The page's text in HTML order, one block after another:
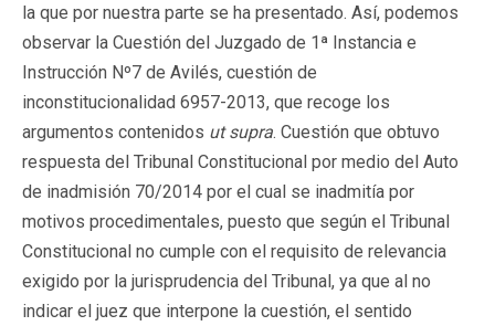
la que por nuestra parte se ha presentado. Así, podemos
observar la Cuestión del Juzgado de 1ª Instancia e
Instrucción Nº7 de Avilés, cuestión de
inconstitucionalidad 6957-2013, que recoge los
argumentos contenidos ut supra. Cuestión que obtuvo
respuesta del Tribunal Constitucional por medio del Auto
de inadmisión 70/2014 por el cual se inadmitía por
motivos procedimentales, puesto que según el Tribunal
Constitucional no cumple con el requisito de relevancia
exigido por la jurisprudencia del Tribunal, ya que al no
indicar el juez que interpone la cuestión, el sentido